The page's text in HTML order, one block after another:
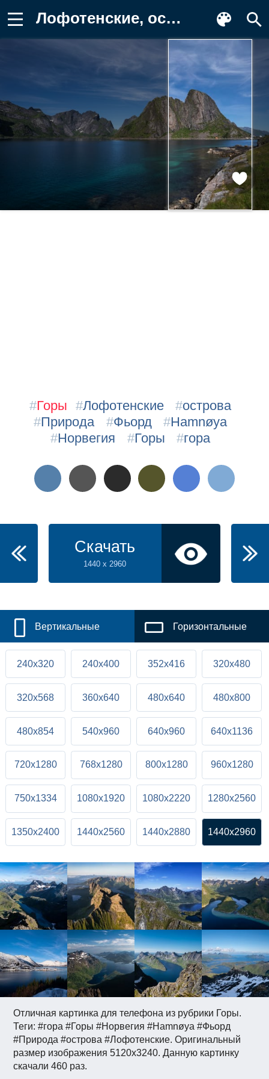
Лофотенские, острова, Природа, Фьорд Картинка
Отличная картинка для телефона из рубрики Горы.
Теги: #гора #Горы #Норвегия #Hamnøya #Фьорд
#Природа #острова #Лофотенские. Оригинальный
размер изображения 5120x3240. Данную картинку
скачали 460 раз.
#Горы #Лофотенские #острова
#Природа #Фьорд #Hamnøya
#Норвегия #Горы #гора
Скачать
1440 x 2960
Вертикальные Горизонтальные
240x320 240x400 352x416 320x480
320x568 360x640 480x640 480x800
480x854 540x960 640x960 640x1136
720x1280 768x1280 800x1280 960x1280
750x1334 1080x1920 1080x2220 1280x2560
1350x2400 1440x2560 1440x2880 1440x2960